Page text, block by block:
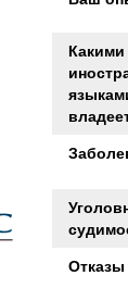
Какими
Отказы